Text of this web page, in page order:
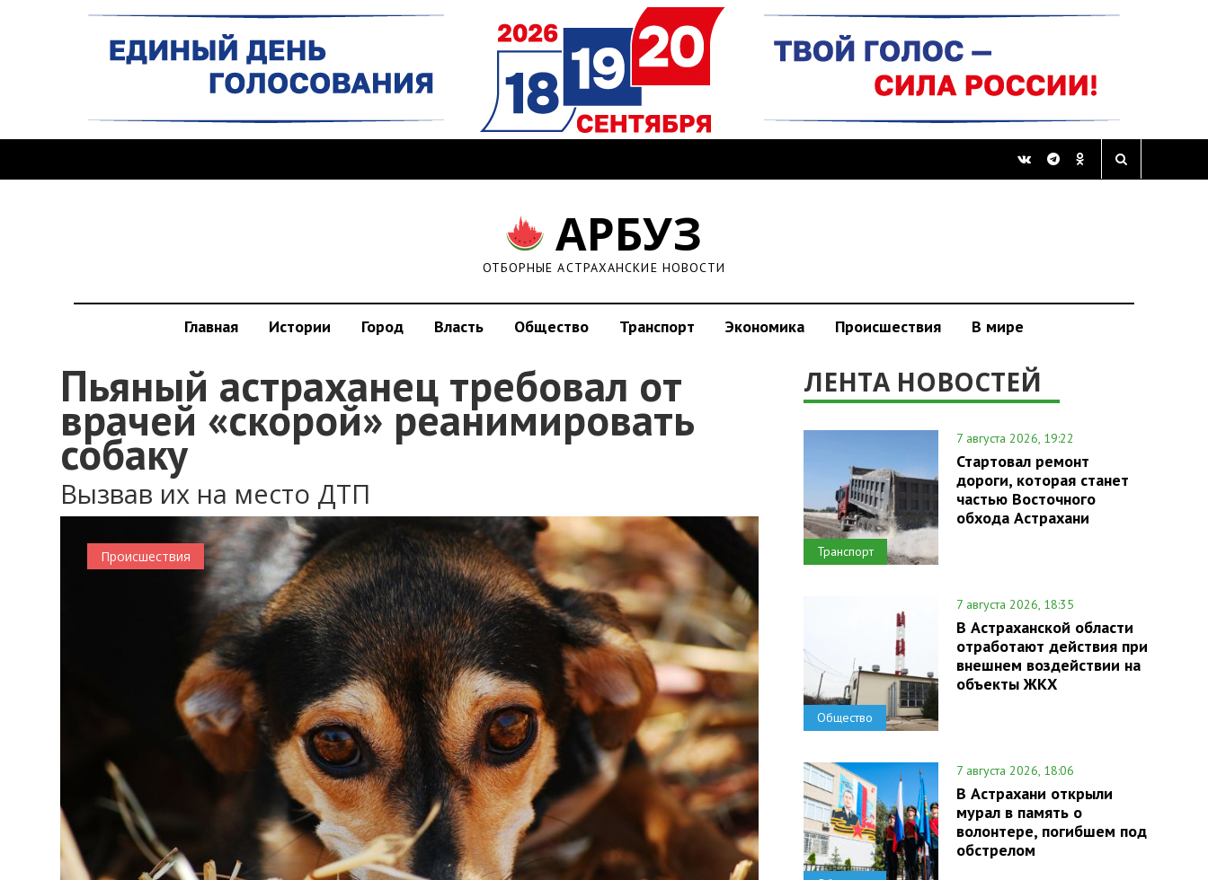
АРБУЗ
ОТБОРНЫЕ АСТРАХАНСКИЕ НОВОСТИ
Главная Истории Город Власть Общество Транспорт Экономика Происшествия В мире
Пьяный астраханец требовал от
врачей «скорой» реанимировать
собаку
Вызвав их на место ДТП
Происшествия
ЛЕНТА НОВОСТЕЙ
Транспорт
7 августа 2026, 19:22
Стартовал ремонт
дороги, которая станет
частью Восточного
обхода Астрахани
Общество
7 августа 2026, 18:35
В Астраханской области
отработают действия при
внешнем воздействии на
объекты ЖКХ
7 августа 2026, 18:06
В Астрахани открыли
мурал в память о
волонтере, погибшем под
обстрелом